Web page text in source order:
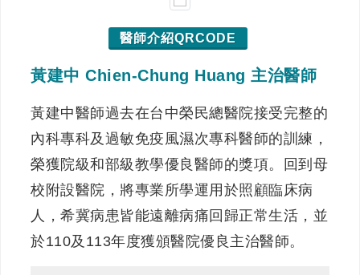
醫師介紹QRCODE
黃建中 Chien-Chung Huang 主治醫師
黃建中醫師過去在台中榮民總醫院接受完整的
內科專科及過敏免疫風濕次專科醫師的訓練，
榮獲院級和部級教學優良醫師的獎項。回到母
校附設醫院，將專業所學運用於照顧臨床病
人，希冀病患皆能遠離病痛回歸正常生活，並
於110及113年度獲頒醫院優良主治醫師。